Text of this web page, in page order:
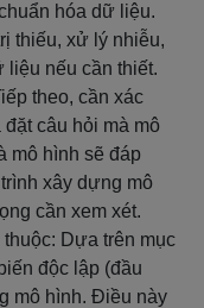
hóa dữ liệu.
thiếu, xử lý nhiễu,
liệu nếu cần thiết.
theo, cần xác
câu hỏi mà mô
mô hình sẽ đáp
xây dựng mô
cần xem xét.
Dựa trên mục
độc lập (đầu
mô hình. Điều này